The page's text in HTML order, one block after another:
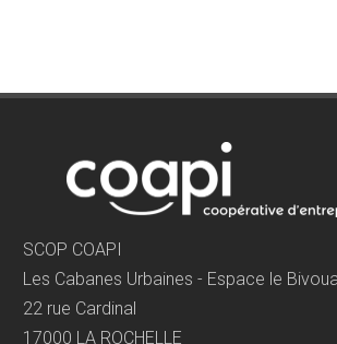
SCOP COAPI
Les Cabanes Urbaines - Espace le
22 rue Cardinal
17000 LA ROCHELLE